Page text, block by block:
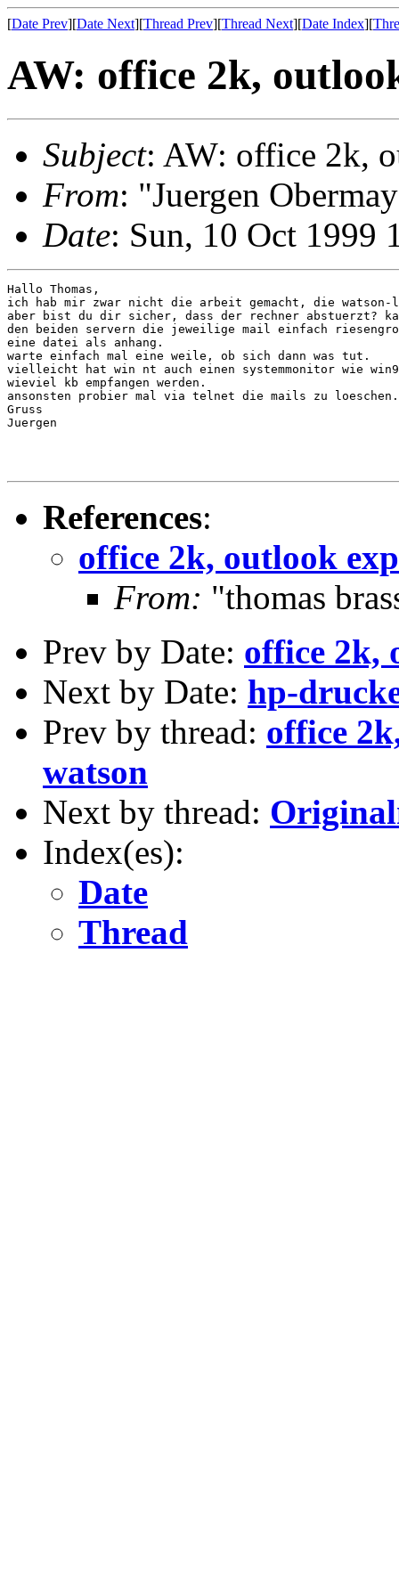
[Date Prev][Date Next][Thread Prev][Thread Next][Date Index][
AW: office 2k,
Subject: AW: office 2k,
From: "Juergen
Date: Sun, 10 Oct 1999
Hallo Thomas,
ich hab mir zwar nicht die arbeit gemacht, die watson-
aber bist du dir sicher, dass der rechner abstuerzt?
den beiden servern die jeweilige mail einfach
eine datei als anhang.
warte einfach mal eine weile, ob sich dann was tut.
vielleicht hat win nt auch einen systemmonitor wie
wieviel kb empfangen werden.
ansonsten probier mal via telnet die mails zu loeschen.
Gruss
Juergen
References:
office 2k, outlook
From: "thomas
Prev by Date: office 2k,
Next by Date: hp-
Prev by thread: office
watson
Next by thread:
Index(es):
Date
Thread